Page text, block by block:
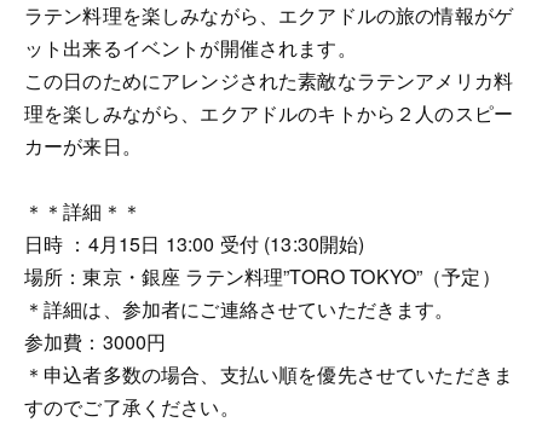
ラテン料理を楽しみながら、エクアドルの旅の情報がゲ
ット出来るイベントが開催されます。
この日のためにアレンジされた素敵なラテンアメリカ料
理を楽しみながら、エクアドルのキトから２人のスピー
カーが来日。
＊＊詳細＊＊
日時 ：4月15日 13:00 受付 (13:30開始)
場所：東京・銀座 ラテン料理”TORO TOKYO”（予定）
＊詳細は、参加者にご連絡させていただきます。
参加費：3000円
＊申込者多数の場合、支払い順を優先させていただきま
すのでご了承ください。